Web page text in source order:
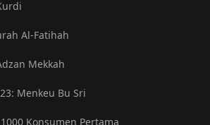
Al-Fatihah
Mekkah
Menkeu Bu Sri
Konsumen Pertama